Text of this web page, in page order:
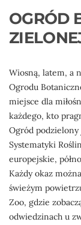
OGRÓD
Wiosną, latem, a
Ogrodu
miejsce dla
każdego, kto
Ogród podzielony
Systematyki
europejskie,
Każdy okaz
świeżym
Zoo, gdzie
odwiedzinach u